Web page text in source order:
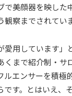
で美顔器を映した
察までされていま
用しています」
くまで紹介制・サ
ルエンサーを積極
です。とはいえ、